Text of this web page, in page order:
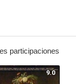
participaciones
9.0